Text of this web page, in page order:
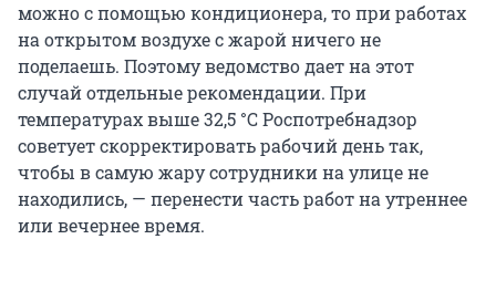
можно с помощью кондиционера, то при работах
на открытом воздухе с жарой ничего не
поделаешь. Поэтому ведомство дает на этот
случай отдельные рекомендации. При
температурах выше 32,5 °C Роспотребнадзор
советует скорректировать рабочий день так,
чтобы в самую жару сотрудники на улице не
находились, — перенести часть работ на утреннее
или вечернее время.